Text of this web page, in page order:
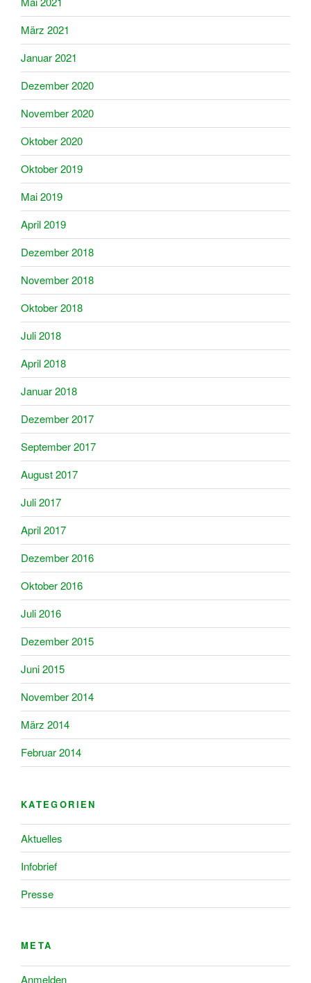
März 2021
Januar 2021
Dezember 2020
November 2020
Oktober 2020
Oktober 2019
Mai 2019
April 2019
Dezember 2018
November 2018
Oktober 2018
Juli 2018
April 2018
Januar 2018
Dezember 2017
September 2017
August 2017
Juli 2017
April 2017
Dezember 2016
Oktober 2016
Juli 2016
Dezember 2015
Juni 2015
November 2014
März 2014
Februar 2014
KATEGORIEN
Aktuelles
Infobrief
Presse
META
Anmelden